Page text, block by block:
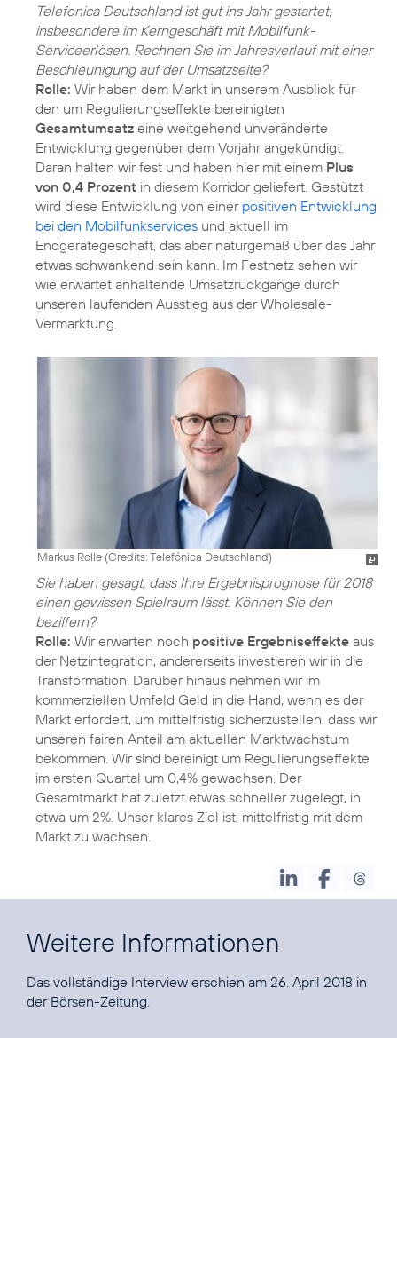
Telefonica Deutschland ist gut ins Jahr gestartet,
insbesondere im Kerngeschäft mit Mobilfunk-
Serviceerlösen. Rechnen Sie im Jahresverlauf mit einer
Beschleunigung auf der Umsatzseite?
Rolle: Wir haben dem Markt in unserem Ausblick für
den um Regulierungseffekte bereinigten
Gesamtumsatz eine weitgehend unveränderte
Entwicklung gegenüber dem Vorjahr angekündigt.
Daran halten wir fest und haben hier mit einem Plus
von 0,4 Prozent in diesem Korridor geliefert. Gestützt
wird diese Entwicklung von einer positiven Entwicklung
bei den Mobilfunkservices und aktuell im
Endgerätegeschäft, das aber naturgemäß über das Jahr
etwas schwankend sein kann. Im Festnetz sehen wir
wie erwartet anhaltende Umsatzrückgänge durch
unseren laufenden Ausstieg aus der Wholesale-
Vermarktung.
Markus Rolle (Credits: Telefónica Deutschland)
Sie haben gesagt, dass Ihre Ergebnisprognose für 2018
einen gewissen Spielraum lässt. Können Sie den
beziffern?
Rolle: Wir erwarten noch positive Ergebniseffekte aus
der Netzintegration, andererseits investieren wir in die
Transformation. Darüber hinaus nehmen wir im
kommerziellen Umfeld Geld in die Hand, wenn es der
Markt erfordert, um mittelfristig sicherzustellen, dass wir
unseren fairen Anteil am aktuellen Marktwachstum
bekommen. Wir sind bereinigt um Regulierungseffekte
im ersten Quartal um 0,4% gewachsen. Der
Gesamtmarkt hat zuletzt etwas schneller zugelegt, in
etwa um 2%. Unser klares Ziel ist, mittelfristig mit dem
Markt zu wachsen.
Weitere Informationen
Das vollständige Interview erschien am 26. April 2018 in
der Börsen-Zeitung.